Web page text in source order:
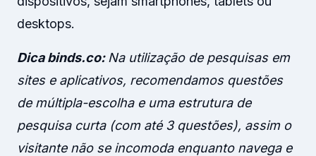
desktops.
Dica binds.co: Na utilização de pesquisas em
sites e aplicativos, recomendamos questões
de múltipla-escolha e uma estrutura de
pesquisa curta (com até 3 questões), assim o
visitante não se incomoda enquanto navega e